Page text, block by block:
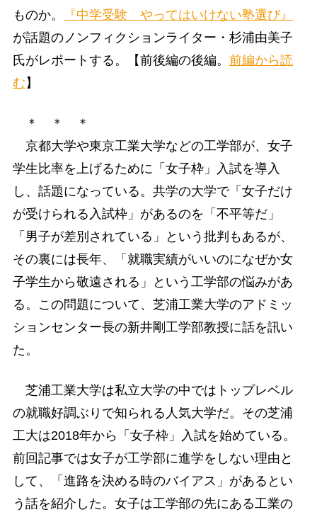
ものか。
『中学受験 やってはいけない塾選び』
が話題のノンフィクションライター・杉浦由美子
氏がレポートする。【前後編の後編。 前編から読
む 】
＊ ＊ ＊
京都大学や東京工業大学などの工学部が、女子
学生比率を上げるために「女子枠」入試を導入
し、話題になっている。共学の大学で「女子だけ
が受けられる入試枠」があるのを「不平等だ」
「男子が差別されている」という批判もあるが、
その裏には長年、「就職実績がいいのになぜか女
子学生から敬遠される」という工学部の悩みがあ
る。この問題について、芝浦工業大学のアドミッ
ションセンター長の新井剛工学部教授に話を訊い
た。
芝浦工業大学は私立大学の中ではトップレベル
の就職好調ぶりで知られる人気大学だ。その芝浦
工大は2018年から「女子枠」入試を始めている。
前回記事では女子が工学部に進学をしない理由と
して、「進路を決める時のバイアス」があるとい
う話を紹介した。女子は工学部の先にある工業の